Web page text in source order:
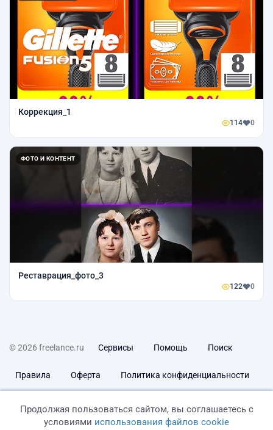
Коррекция_1
114 0
ФОТО И КОНТЕНТ
Реставрация_фото_3
122 0
© 2026 freelance.ru Сервисы Помощь Поиск
Правила Оферта Политика конфиденциальности
Продолжая пользоваться сайтом, вы соглашаетесь с
условиями использования файлов cookie